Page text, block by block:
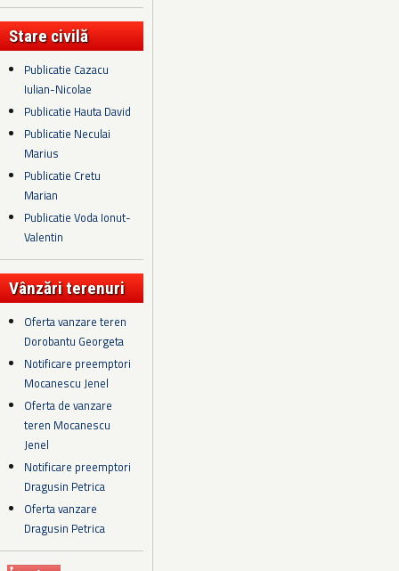
Stare civilă
Publicatie Cazacu
Iulian-Nicolae
Publicatie Hauta David
Publicatie Neculai
Marius
Publicatie Cretu
Marian
Publicatie Voda Ionut-
Valentin
Vânzări terenuri
Oferta vanzare teren
Dorobantu Georgeta
Notificare preemptori
Mocanescu Jenel
Oferta de vanzare
teren Mocanescu
Jenel
Notificare preemptori
Dragusin Petrica
Oferta vanzare
Dragusin Petrica